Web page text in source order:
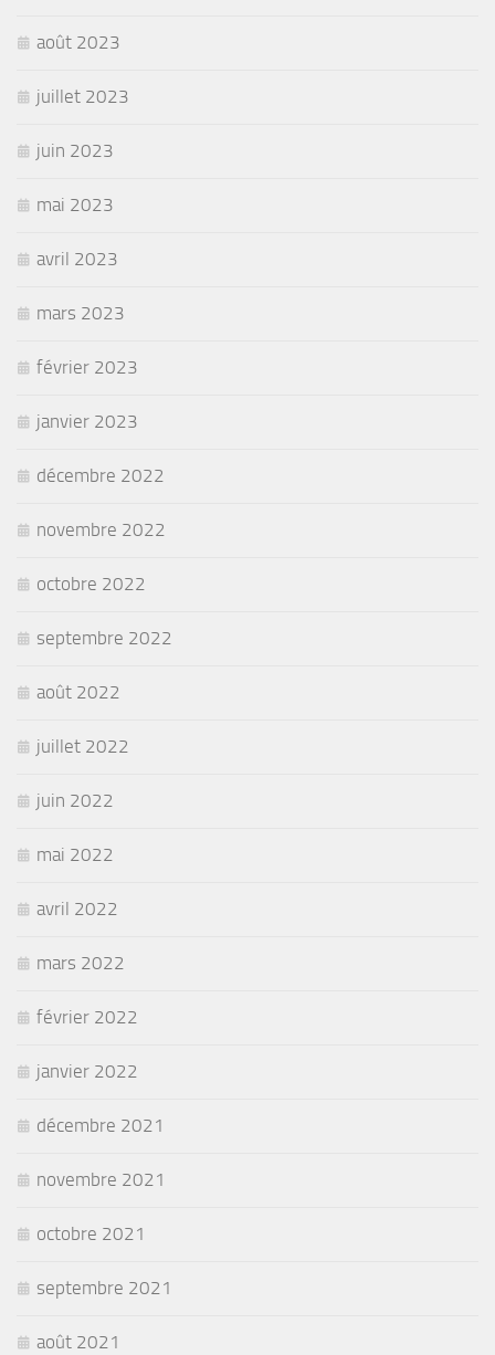
août 2023
juillet 2023
juin 2023
mai 2023
avril 2023
mars 2023
février 2023
janvier 2023
décembre 2022
novembre 2022
octobre 2022
septembre 2022
août 2022
juillet 2022
juin 2022
mai 2022
avril 2022
mars 2022
février 2022
janvier 2022
décembre 2021
novembre 2021
octobre 2021
septembre 2021
août 2021